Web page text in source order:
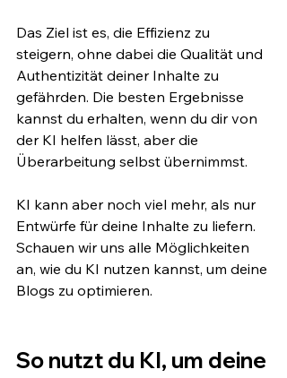
Das Ziel ist es, die Effizienz zu
steigern, ohne dabei die Qualität und
Authentizität deiner Inhalte zu
gefährden. Die besten Ergebnisse
kannst du erhalten, wenn du dir von
der KI helfen lässt, aber die
Überarbeitung selbst übernimmst.
KI kann aber noch viel mehr, als nur
Entwürfe für deine Inhalte zu liefern.
Schauen wir uns alle Möglichkeiten
an, wie du KI nutzen kannst, um deine
Blogs zu optimieren.
So nutzt du KI, um deine